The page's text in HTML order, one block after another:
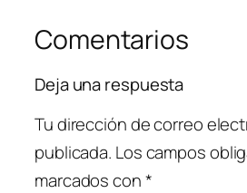
Comentarios
Deja una respuesta
Tu dirección de correo
publicada. Los campos
marcados con*